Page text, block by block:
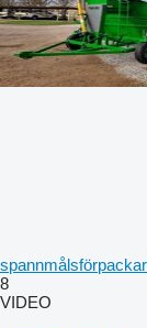
8
VIDEO